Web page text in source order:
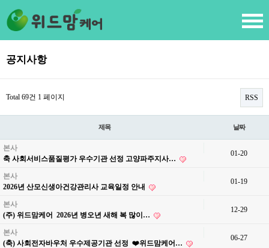
공지사항
Total 69건 1 페이지 RSS
제목 날짜
본사
축 사회서비스품질평가 우수기관 선정 고양파주지사…
01-20
본사
2026년 산모신생아건강관리사 교육일정 안내
01-19
본사
(주) 위드맘케어 2026년 병오년 새해 복 많이…
12-29
본사
(축) 사회전자바우처 우수제공기관 선정 ❤️위드맘케어…
06-27